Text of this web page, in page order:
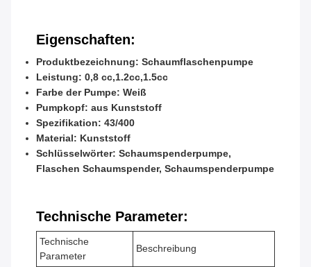
Eigenschaften:
Produktbezeichnung: Schaumflaschenpumpe
Leistung: 0,8 cc,1.2cc,1.5cc
Farbe der Pumpe: Weiß
Pumpkopf: aus Kunststoff
Spezifikation: 43/400
Material: Kunststoff
Schlüsselwörter: Schaumspenderpumpe,
Flaschen Schaumspender, Schaumspenderpumpe
Technische Parameter:
Technische
Parameter
Beschreibung